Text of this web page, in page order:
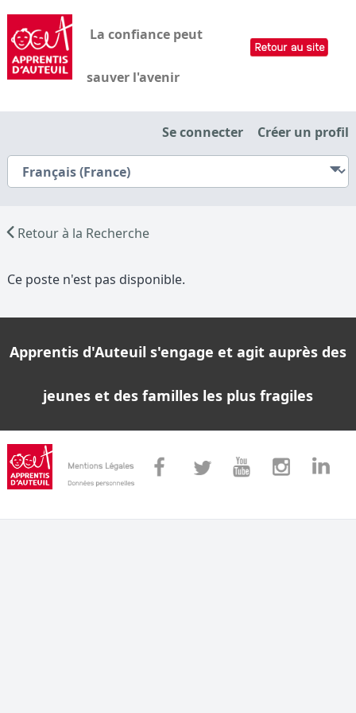
La confiance peut
sauver l'avenir
Se connecter Créer un profil
Retour à la Recherche
Ce poste n'est pas disponible.
Apprentis d'Auteuil s'engage et agit auprès des
jeunes et des familles les plus fragiles